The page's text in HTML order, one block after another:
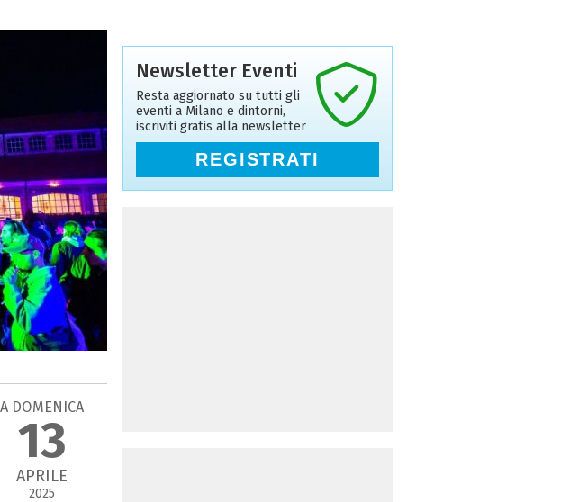
A DOMENICA
13
APRILE
2025
Newsletter Eventi
Resta aggiornato su tutti gli
eventi a Milano e dintorni,
iscriviti gratis alla newsletter
REGISTRATI